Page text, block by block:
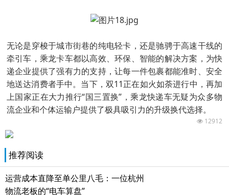
无论是穿梭于城市街巷的纯电轻卡，还是驰骋于高速干线的
牵引车，乘龙卡车都以高效、环保、智能的解决方案，为快
递企业提供了强有力的支持，让每一件包裹都能准时、安全
地送达消费者手中。当下，双11正在如火如荼进行中，再加
上国家正在大力推行“国三置换”，乘龙快递车无疑为众多物
流企业和个体运输户提供了极具吸引力的升级换代选择。
12912
推荐阅读
运营成本直降至单公里八毛：一位杭州
物流老板的“电车算盘”